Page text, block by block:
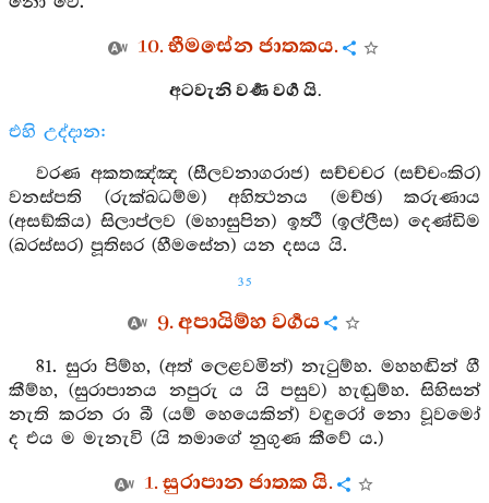
10. භීමසේන ජාතකය.
අටවැනි වර්‍ණ වර්‍ග යි.
එහි උද්දාන:
වරණ අකතඤ්ඤ (සීලවනාගරාජ) සච්චචර (සච්චංකිර)
වනස්පති (රුක්ඛධම්ම) අහිත්‍ථනය (මච්ඡ) කරුණාය
(අසඞ්කිය) සිලාප්ලව (මහාසුපින) ඉත්‍ථී (ඉල්ලීස) දෙණ්ඩිම
(ඛරස්සර) පූතිඝර (හීමසේන) යන දසය යි.
35
9. අපායිම්හ වර්‍ගය
81. සුරා පිම්හ, (අත් ලෙළවමින්) නැටුම්හ. මහහඬින් ගී
කීම්හ, (සුරාපානය නපුරු ය යි පසුව) හැඬුම්හ. සිහිසන්
නැති කරන රා බී (යම් හෙයෙකින්) වඳුරෝ නො වූවමෝ
ද එය ම මැනැවි (යි තමාගේ නුගුණ කීවේ ය.)
1. සුරාපාන ජාතක යි.